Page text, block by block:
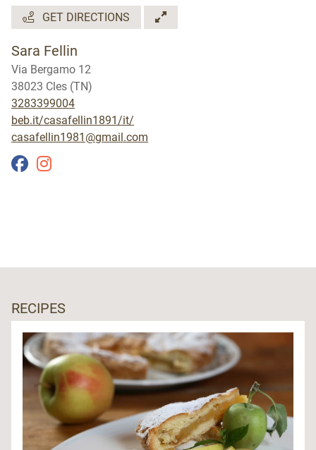
GET DIRECTIONS
Sara Fellin
Via Bergamo 12
38023 Cles (TN)
3283399004
beb.it/casafellin1891/it/
casafellin1981@gmail.com
RECIPES